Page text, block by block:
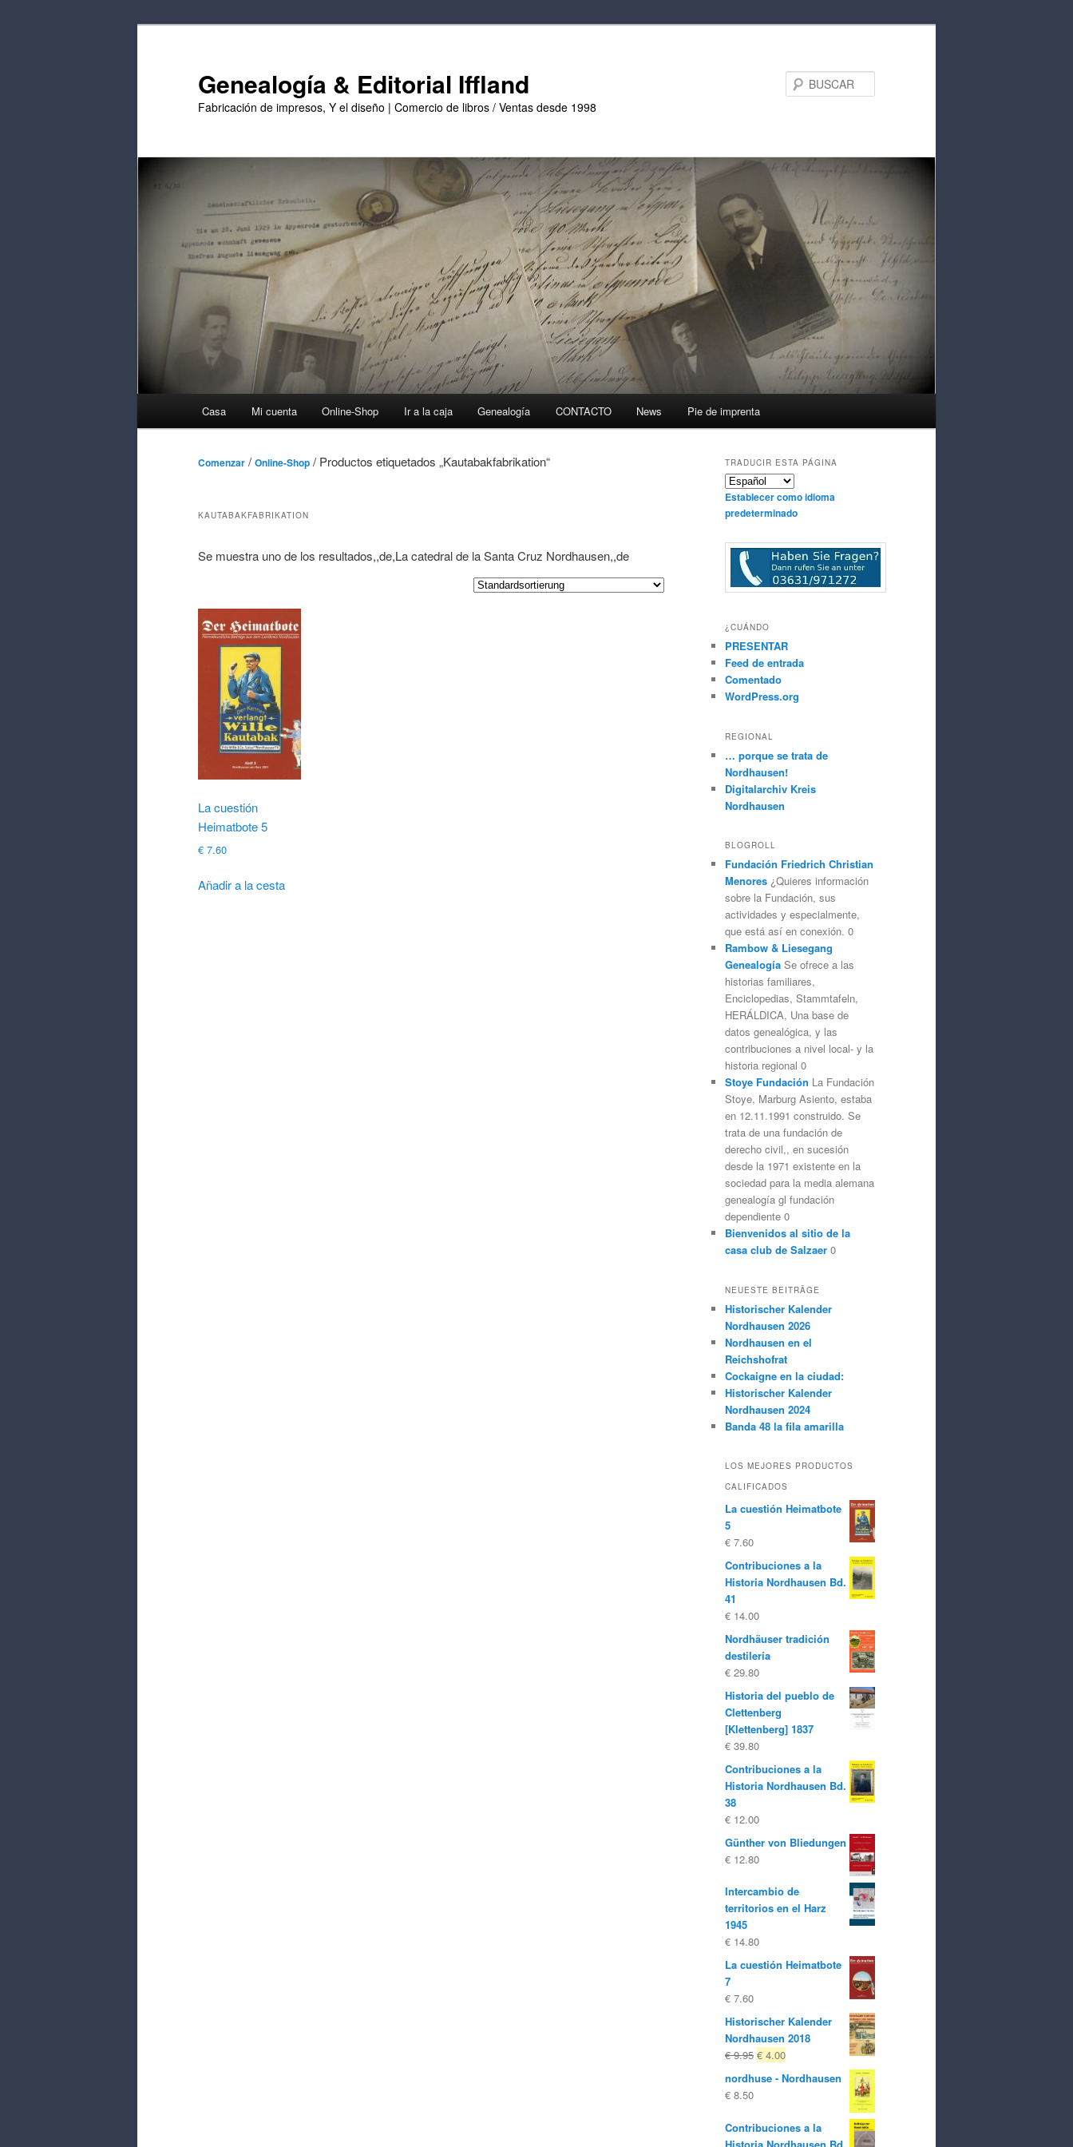
Genealogía & Editorial Iffland
Fabricación de impresos, Y el diseño | Comercio de libros / Ventas desde 1998
Casa Mi cuenta Online-Shop Ir a la caja Genealogía CONTACTO News Pie de imprenta
Comenzar / Online-Shop / Productos etiquetados „Kautabakfabrikation“
KAUTABAKFABRIKATION
Se muestra uno de los resultados,,de,La catedral de la Santa Cruz Nordhausen,,de
La cuestión
Heimatbote 5
€ 7.60
Añadir a la cesta
TRADUCIR ESTA PÁGINA
Establecer como idioma
predeterminado
¿CUÁNDO
PRESENTAR
Feed de entrada
Comentado
WordPress.org
REGIONAL
… porque se trata de
Nordhausen!
Digitalarchiv Kreis
Nordhausen
BLOGROLL
Fundación Friedrich Christian
Menores ¿Quieres información
sobre la Fundación, sus
actividades y especialmente,
que está así en conexión. 0
Rambow & Liesegang
Genealogía Se ofrece a las
historias familiares,
Enciclopedias, Stammtafeln,
HERÁLDICA, Una base de
datos genealógica, y las
contribuciones a nivel local- y la
historia regional 0
Stoye Fundación La Fundación
Stoye, Marburg Asiento, estaba
en 12.11.1991 construido. Se
trata de una fundación de
derecho civil,, en sucesión
desde la 1971 existente en la
sociedad para la media alemana
genealogía gl fundación
dependiente 0
Bienvenidos al sitio de la
casa club de Salzaer 0
NEUESTE BEITRÄGE
Historischer Kalender
Nordhausen 2026
Nordhausen en el
Reichshofrat
Cockaigne en la ciudad:
Historischer Kalender
Nordhausen 2024
Banda 48 la fila amarilla
LOS MEJORES PRODUCTOS
CALIFICADOS
La cuestión Heimatbote
5
€ 7.60
Contribuciones a la
Historia Nordhausen Bd.
41
€ 14.00
Nordhäuser tradición
destilería
€ 29.80
Historia del pueblo de
Clettenberg
[Klettenberg] 1837
€ 39.80
Contribuciones a la
Historia Nordhausen Bd.
38
€ 12.00
Günther von Bliedungen
€ 12.80
Intercambio de
territorios en el Harz
1945
€ 14.80
La cuestión Heimatbote
7
€ 7.60
Historischer Kalender
Nordhausen 2018
€9.95 El
precio
€ 9.95
€ 4.00El
precio
€ 4.00.
nordhuse - Nordhausen
€ 8.50
Contribuciones a la
Historia Nordhausen Bd.